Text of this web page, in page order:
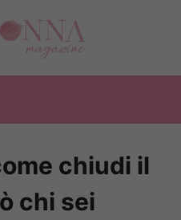
chiudi il
chi sei